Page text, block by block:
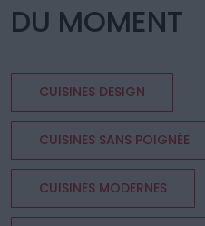
DU MOMENT
CUISINES DESIGN
CUISINES SANS POIGNÉE
CUISINES MODERNES